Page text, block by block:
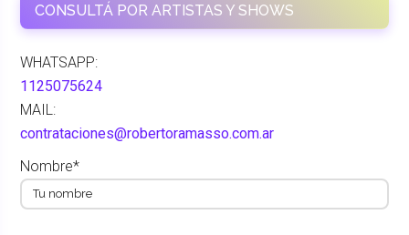
CONSULTÁ POR ARTISTAS Y SHOWS
WHATSAPP:
1125075624
MAIL:
contrataciones@robertoramasso.com.ar
Nombre*